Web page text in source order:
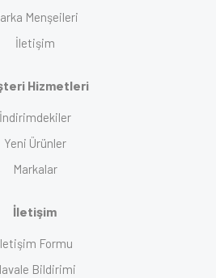
Menşeileri
İletişim
Hizmetleri
İndirimdekiler
Yeni Ürünler
Markalar
İletişim
Formu
Bildirimi